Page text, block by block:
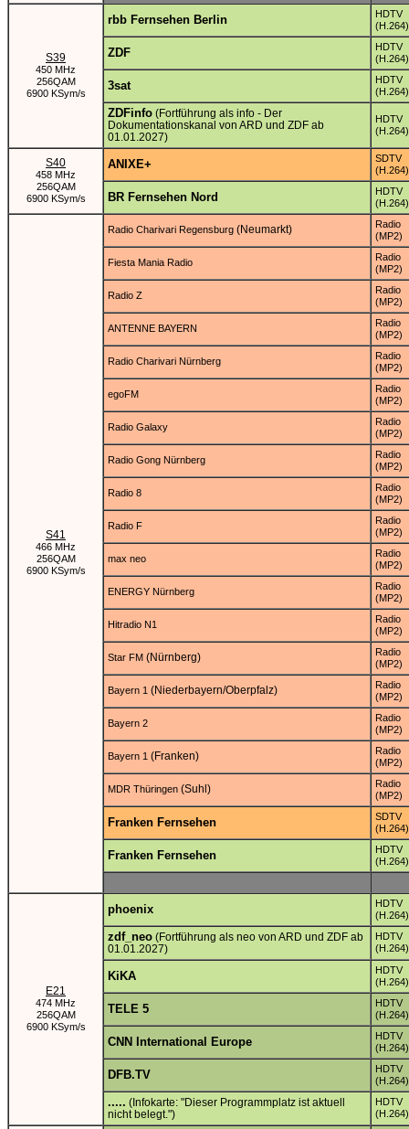
S39
450 MHz
256QAM
6900 KSym/s
rbb Fernsehen Berlin
HDTV
(H.264)
ZDF
HDTV
(H.264)
3sat
HDTV
(H.264)
ZDFinfo (Fortführung als info - Der
Dokumentationskanal von ARD und ZDF ab
01.01.2027)
HDTV
(H.264)
S40
458 MHz
256QAM
6900 KSym/s
ANIXE+
SDTV
(H.264)
BR Fernsehen Nord
HDTV
(H.264)
S41
466 MHz
256QAM
6900 KSym/s
Radio Charivari Regensburg (Neumarkt)
Radio
(MP2)
Fiesta Mania Radio
Radio
(MP2)
Radio Z
Radio
(MP2)
ANTENNE BAYERN
Radio
(MP2)
Radio Charivari Nürnberg
Radio
(MP2)
egoFM
Radio
(MP2)
Radio Galaxy
Radio
(MP2)
Radio Gong Nürnberg
Radio
(MP2)
Radio 8
Radio
(MP2)
Radio F
Radio
(MP2)
max neo
Radio
(MP2)
ENERGY Nürnberg
Radio
(MP2)
Hitradio N1
Radio
(MP2)
Star FM (Nürnberg)
Radio
(MP2)
Bayern 1 (Niederbayern/Oberpfalz)
Radio
(MP2)
Bayern 2
Radio
(MP2)
Bayern 1 (Franken)
Radio
(MP2)
MDR Thüringen (Suhl)
Radio
(MP2)
Franken Fernsehen
SDTV
(H.264)
Franken Fernsehen
HDTV
(H.264)
E21
474 MHz
256QAM
6900 KSym/s
phoenix
HDTV
(H.264)
zdf_neo (Fortführung als neo von ARD und ZDF ab
01.01.2027)
HDTV
(H.264)
KiKA
HDTV
(H.264)
TELE 5
HDTV
(H.264)
CNN International Europe
HDTV
(H.264)
DFB.TV
HDTV
(H.264)
..... (Infokarte: "Dieser Programmplatz ist aktuell
nicht belegt.")
HDTV
(H.264)